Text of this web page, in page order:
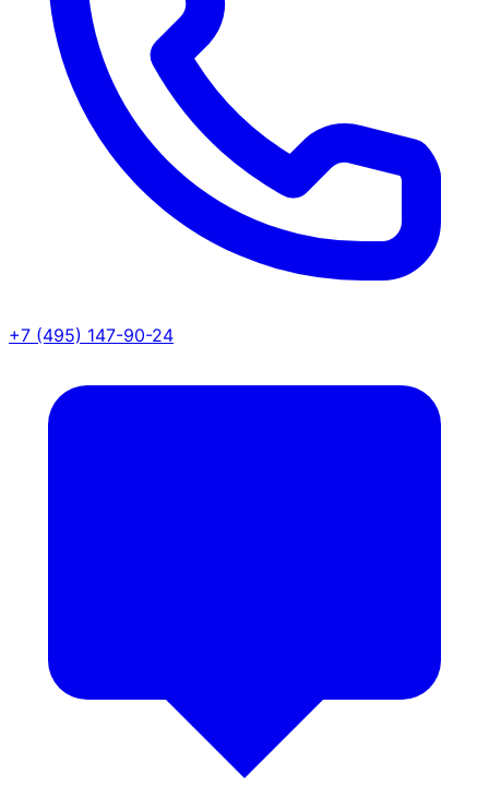
+7 (495) 147-90-24